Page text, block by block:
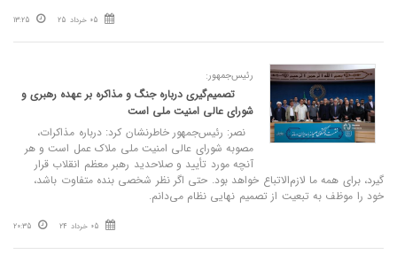
05 خرداد 25 13:25
رئیس‌جمهور:
تصمیم‌گیری درباره جنگ و مذاکره بر عهده رهبری و
شورای عالی امنیت ملی است
نصر: رئیس‌جمهور خاطرنشان کرد: درباره مذاکرات،
مصوبه شورای عالی امنیت ملی ملاک عمل است و هر
آنچه مورد تأیید و صلاحدید رهبر معظم انقلاب قرار
گیرد، برای همه ما لازم‌الاتباع خواهد بود. حتی اگر نظر شخصی بنده متفاوت باشد،
خود را موظف به تبعیت از تصمیم نهایی نظام می‌دانم.
05 خرداد 24 20:35